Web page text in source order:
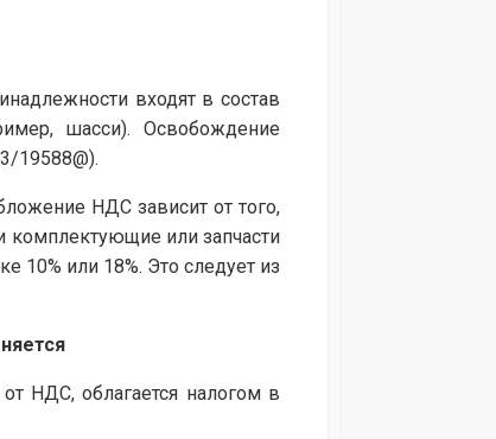
входят в состав
шасси). Освобождение
19588@).
НДС зависит от того,
или запчасти
10% или 18%. Это следует из
НДС, облагается налогом в